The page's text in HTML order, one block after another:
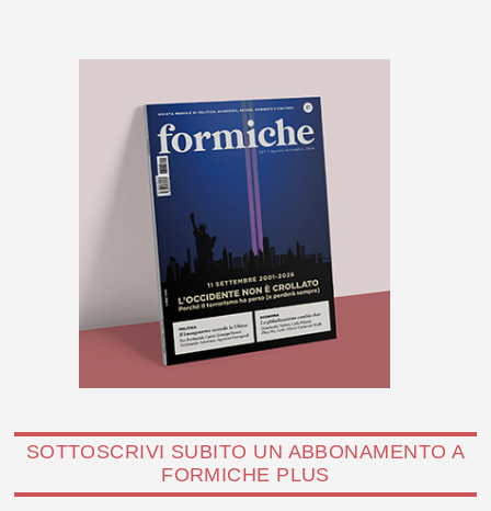
SOTTOSCRIVI SUBITO UN ABBONAMENTO A
FORMICHE PLUS